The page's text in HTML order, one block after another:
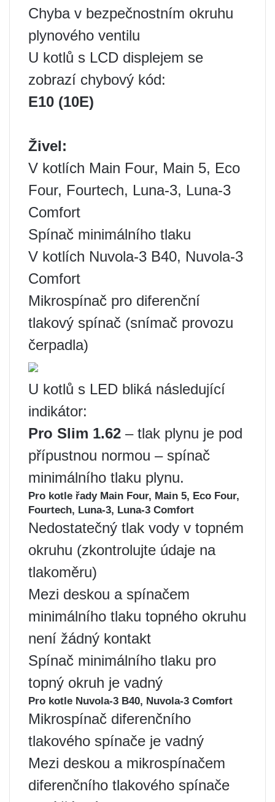
Chyba v bezpečnostním okruhu
plynového ventilu
U kotlů s LCD displejem se
zobrazí chybový kód:
E10 (10E)
Živel:
V kotlích Main Four, Main 5, Eco
Four, Fourtech, Luna-3, Luna-3
Comfort
Spínač minimálního tlaku
V kotlích Nuvola-3 B40, Nuvola-3
Comfort
Mikrospínač pro diferenční
tlakový spínač (snímač provozu
čerpadla)
U kotlů s LED bliká následující
indikátor:
Pro Slim 1.62 – tlak plynu je pod
přípustnou normou – spínač
minimálního tlaku plynu.
Pro kotle řady Main Four, Main 5, Eco Four,
Fourtech, Luna-3, Luna-3 Comfort
Nedostatečný tlak vody v topném
okruhu (zkontrolujte údaje na
tlakoměru)
Mezi deskou a spínačem
minimálního tlaku topného okruhu
není žádný kontakt
Spínač minimálního tlaku pro
topný okruh je vadný
Pro kotle Nuvola-3 B40, Nuvola-3 Comfort
Mikrospínač diferenčního
tlakového spínače je vadný
Mezi deskou a mikrospínačem
diferenčního tlakového spínače